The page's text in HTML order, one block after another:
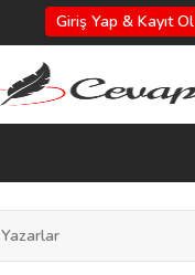
Giriş Yap & Kayıt Ol
Yazarlar